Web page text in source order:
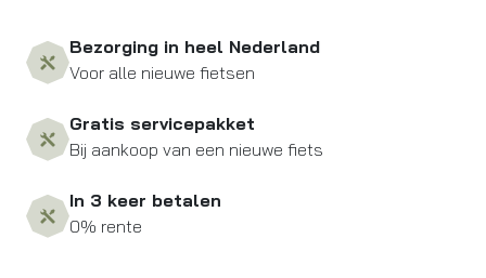
Bezorging in heel Nederland
Voor alle nieuwe fietsen
Gratis servicepakket
Bij aankoop van een nieuwe fiets
In 3 keer betalen
0% rente